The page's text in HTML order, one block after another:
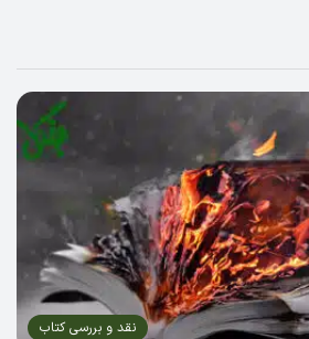
نقد و بررسی کتاب